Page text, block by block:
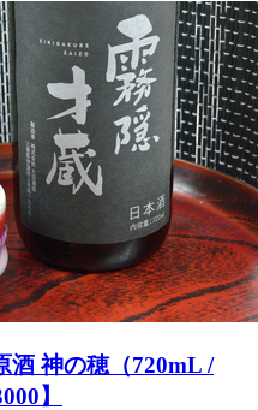
酒 神の穂（720mL /
】